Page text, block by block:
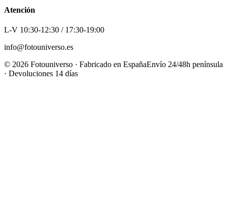
Atención
L-V 10:30-12:30 / 17:30-19:00
info@fotouniverso.es
© 2026 Fotouniverso · Fabricado en EspañaEnvío 24/48h península
· Devoluciones 14 días